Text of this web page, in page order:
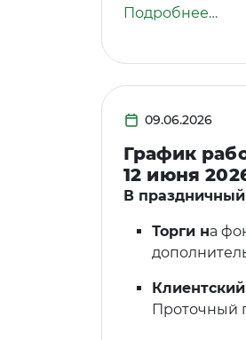
Подробнее…
09.06.2026
График
12 июня
В праздничный
Торги на
Проточный